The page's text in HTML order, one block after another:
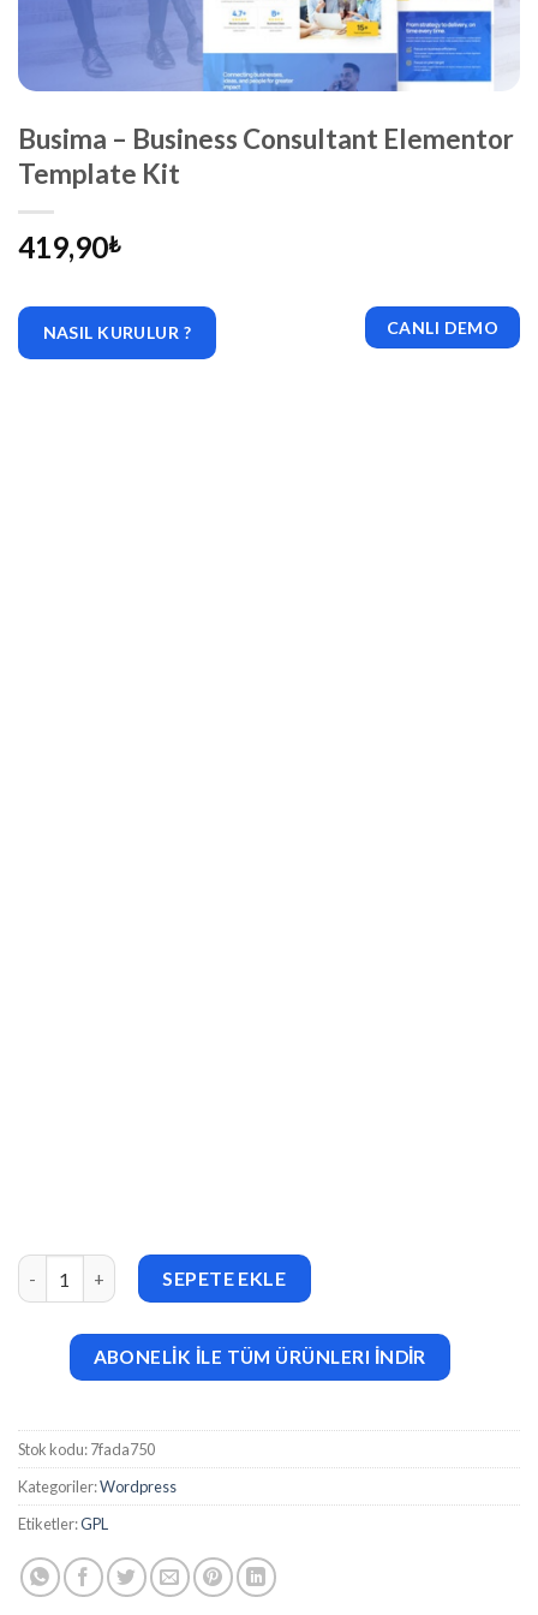
Busima – Business Consultant Elementor
Template Kit
419,90₺
NASIL KURULUR ? CANLI DEMO
Busima – Business Consultant Elementor Template Kit adet
SEPETE EKLE
ABONELİK İLE TÜM ÜRÜNLERI İNDİR
Stok kodu:7fada750
Kategoriler:Wordpress
Etiketler:GPL